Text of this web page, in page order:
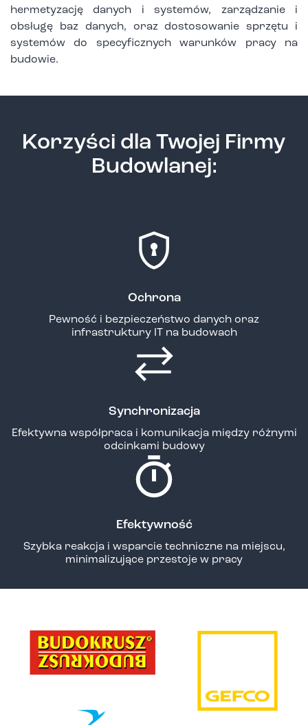
hermetyzację danych i systemów, zarządzanie i
obsługę baz danych, oraz dostosowanie sprzętu i
systemów do specyficznych warunków pracy na
budowie.
Korzyści dla Twojej Firmy
Budowlanej:
Ochrona
Pewność i bezpieczeństwo danych oraz
infrastruktury IT na budowach
Synchronizacja
Efektywna współpraca i komunikacja między różnymi
odcinkami budowy
Efektywność
Szybka reakcja i wsparcie techniczne na miejscu,
minimalizujące przestoje w pracy